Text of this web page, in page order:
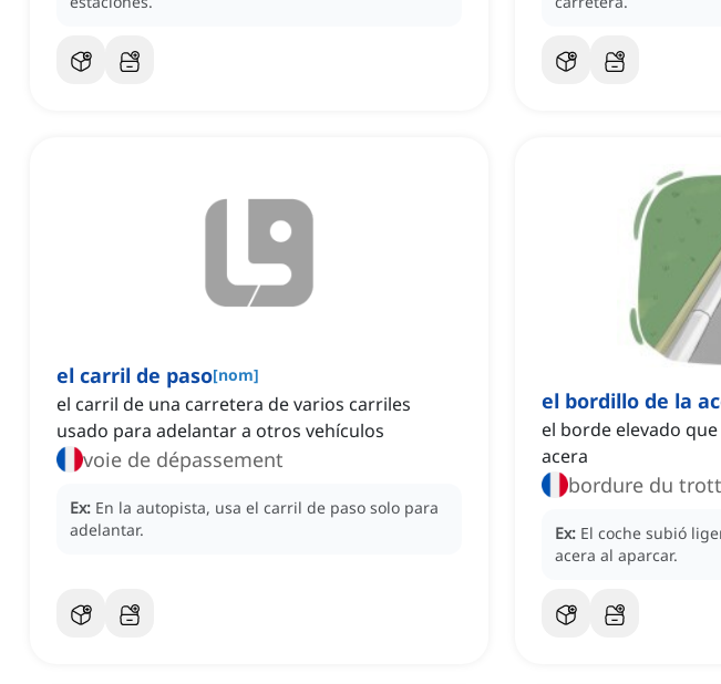
el carril de paso[nom]
el carril de una carretera de varios carriles
usado para adelantar a otros vehículos
voie de dépassement
Ex: En la autopista, usa el carril de paso solo para
adelantar.
el bordillo de la
el borde elevado
acera
bordure du
Ex: El coche subió
acera al aparcar.